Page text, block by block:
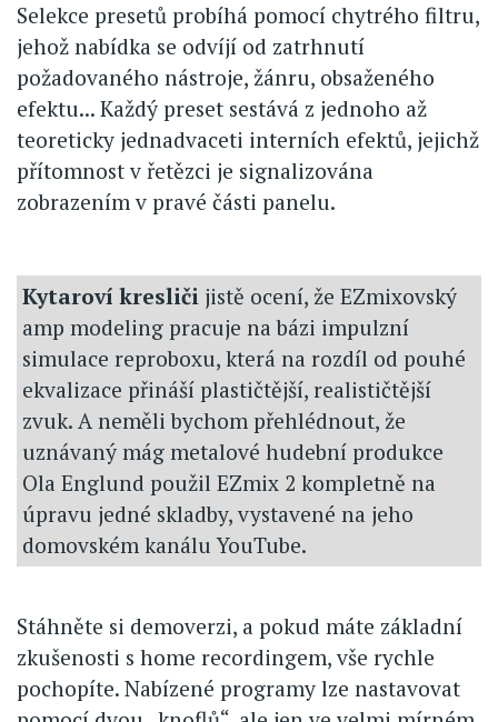
Selekce presetů probíhá pomocí chytrého filtru,
jehož nabídka se odvíjí od zatrhnutí
požadovaného nástroje, žánru, obsaženého
efektu... Každý preset sestává z jednoho až
teoreticky jednadvaceti interních efektů, jejichž
přítomnost v řetězci je signalizována
zobrazením v pravé části panelu.
Kytaroví kresliči jistě ocení, že EZmixovský
amp modeling pracuje na bázi impulzní
simulace reproboxu, která na rozdíl od pouhé
ekvalizace přináší plastičtější, realističtější
zvuk. A neměli bychom přehlédnout, že
uznávaný mág metalové hudební produkce
Ola Englund použil EZmix 2 kompletně na
úpravu jedné skladby, vystavené na jeho
domovském kanálu YouTube.
Stáhněte si demoverzi, a pokud máte základní
zkušenosti s home recordingem, vše rychle
pochopíte. Nabízené programy lze nastavovat